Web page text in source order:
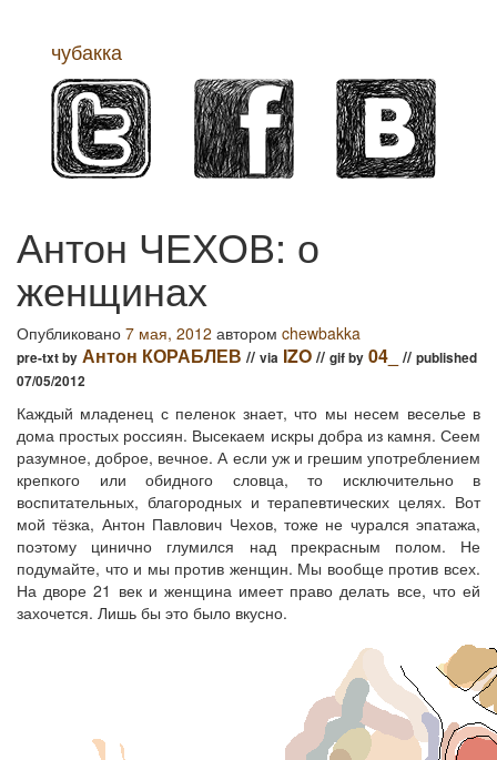
чубакка
Антон ЧЕХОВ: о
женщинах
Опубликовано 7 мая, 2012 автором chewbakka
pre-txt by Антон КОРАБЛЕВ // via IZO // gif by 04_ // published
07/05/2012
Каждый младенец с пеленок знает, что мы несем веселье в
дома простых россиян. Высекаем искры добра из камня. Сеем
разумное, доброе, вечное. А если уж и грешим употреблением
крепкого или обидного словца, то исключительно в
воспитательных, благородных и терапевтических целях. Вот
мой тёзка, Антон Павлович Чехов, тоже не чурался эпатажа,
поэтому цинично глумился над прекрасным полом. Не
подумайте, что и мы против женщин. Мы вообще против всех.
На дворе 21 век и женщина имеет право делать все, что ей
захочется. Лишь бы это было вкусно.